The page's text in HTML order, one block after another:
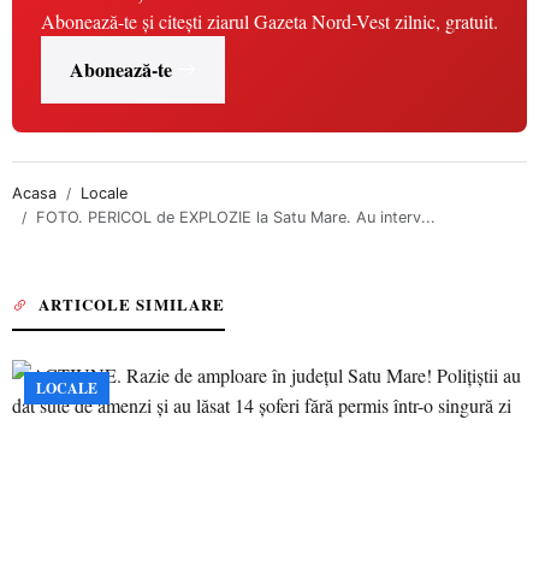
Abonează-te și citești ziarul Gazeta Nord-Vest zilnic, gratuit.
Abonează-te
Acasa
Locale
FOTO. PERICOL de EXPLOZIE la Satu Mare. Au interv...
ARTICOLE SIMILARE
LOCALE